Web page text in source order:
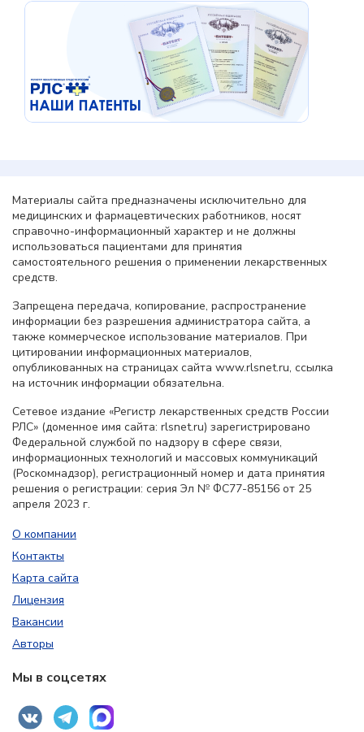
Материалы сайта предназначены исключительно для
медицинских и фармацевтических работников, носят
справочно-информационный характер и не должны
использоваться пациентами для принятия
самостоятельного решения о применении лекарственных
средств.
Запрещена передача, копирование, распространение
информации без разрешения администратора сайта, а
также коммерческое использование материалов. При
цитировании информационных материалов,
опубликованных на страницах сайта www.rlsnet.ru, ссылка
на источник информации обязательна.
Сетевое издание «Регистр лекарственных средств России
РЛС» (доменное имя сайта: rlsnet.ru) зарегистрировано
Федеральной службой по надзору в сфере связи,
информационных технологий и массовых коммуникаций
(Роскомнадзор), регистрационный номер и дата принятия
решения о регистрации: серия Эл № ФС77-85156 от 25
апреля 2023 г.
О компании
Контакты
Карта сайта
Лицензия
Вакансии
Авторы
Мы в соцсетях